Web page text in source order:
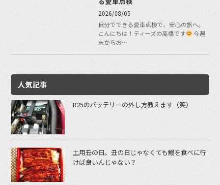
2026/08/05
自分でできる愛車点検で、安心の旅へ。
こんにちは！ティーズの高橋です
今週
末からお…
人気記事
R25のバッテリーの外し方教えます（笑）
土用丑の日。丑の日じゃなくても鰻を食べに行
けば良いんじゃない？